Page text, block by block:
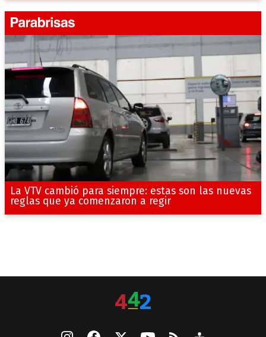
La VTV cambió para siempre: estas son las nuevas
reglas que ya comenzaron a regir